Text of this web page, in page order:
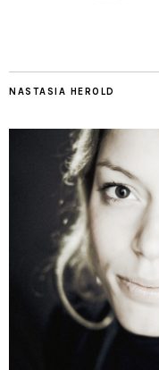
NASTASIA HEROLD